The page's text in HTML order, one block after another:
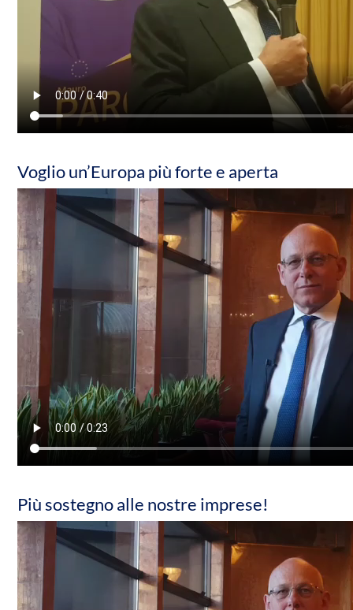
Voglio un’Europa più forte e aperta
Più sostegno alle nostre imprese!